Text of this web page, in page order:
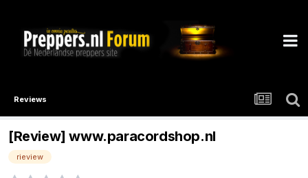
Reviews
[Review] www.paracordshop.nl
rieview